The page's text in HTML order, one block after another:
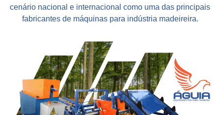
cenário nacional e internacional como uma das principais
fabricantes de máquinas para indústria madeireira.